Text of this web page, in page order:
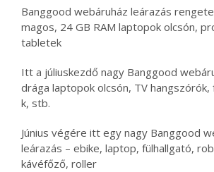
Banggood webáruház leárazás
magos, 24 GB RAM laptopok olcsón,
tabletek
Itt a júliuskezdő nagy Banggood
drága laptopok olcsón, TV hangszórók,
k, stb.
Június végére itt egy nagy Banggood
leárazás – ebike, laptop, fülhallgató,
kávéfőző, roller